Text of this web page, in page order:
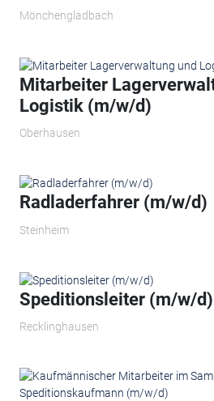
Mönchengladbach
Mitarbeiter
Logistik (m/w/d)
Oberhausen
Radladerfahrer (m/w/d)
Steinheim
Speditionsleiter (m/w/d)
Recklinghausen